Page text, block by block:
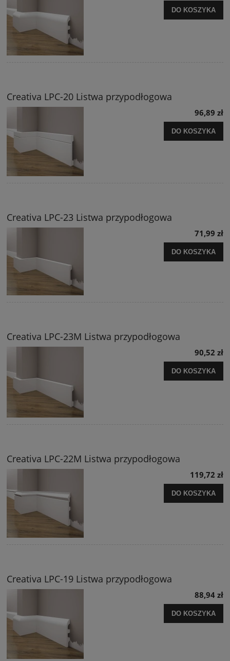
DO KOSZYKA
Creativa LPC-20 Listwa przypodłogowa
96,89 zł
DO KOSZYKA
Creativa LPC-23 Listwa przypodłogowa
71,99 zł
DO KOSZYKA
Creativa LPC-23M Listwa przypodłogowa
90,52 zł
DO KOSZYKA
Creativa LPC-22M Listwa przypodłogowa
119,72 zł
DO KOSZYKA
Creativa LPC-19 Listwa przypodłogowa
88,94 zł
DO KOSZYKA